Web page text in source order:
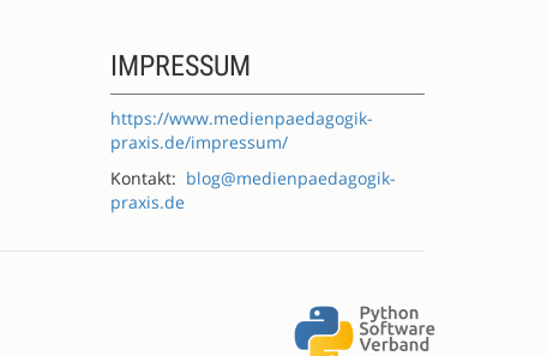
IMPRESSUM
https://www.medienpaedagogik-
praxis.de/impressum/
Kontakt: blog@medienpaedagogik-
praxis.de